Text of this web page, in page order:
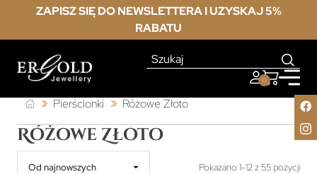
ZAPISZ SIĘ DO NEWSLETTERA I UZYSKAJ 5%
RABATU
0
Pierścionki Różowe Złoto
Różowe Złoto
Od najnowszych Pokazano 1-12 z 55 pozycji